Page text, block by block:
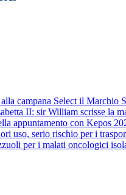
campana Select il Marchio
II: sir William scrisse la
appuntamento con Kepos
uso, serio rischio per i
per i malati oncologici